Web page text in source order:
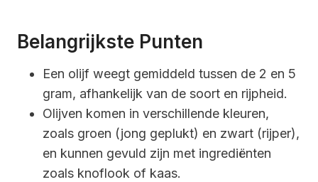
Belangrijkste Punten
Een olijf weegt gemiddeld tussen de 2 en 5
gram, afhankelijk van de soort en rijpheid.
Olijven komen in verschillende kleuren,
zoals groen (jong geplukt) en zwart (rijper),
en kunnen gevuld zijn met ingrediënten
zoals knoflook of kaas.